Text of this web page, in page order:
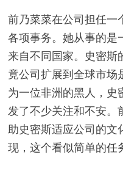
前乃菜菜在公司担任一
各项事务。她从事的是
来自不同国家。史密斯
竟公司扩展到全球市场
为一位非洲的黑人，史
发了不少关注和不安。
助史密斯适应公司的文
现，这个看似简单的任